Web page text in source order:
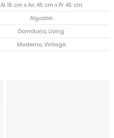
Al 15 cm x An 45 cm x Pr 45 cm
Algodón
Dormitorio, Living
Moderno, Vintage